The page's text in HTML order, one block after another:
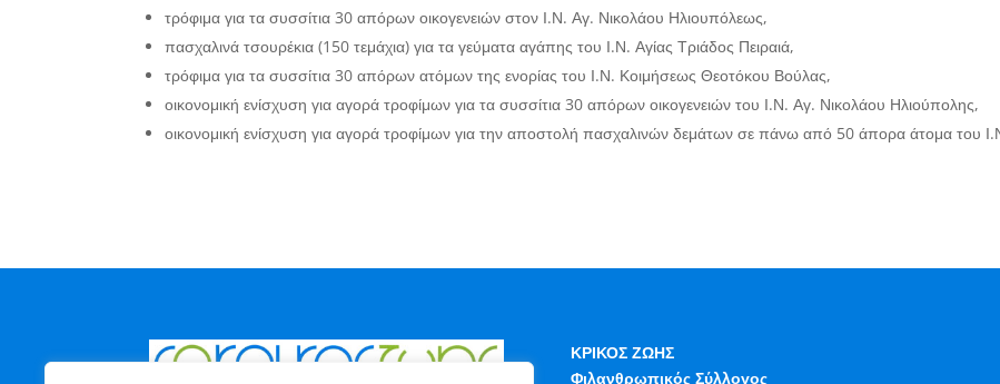
τρόφιμα για τα συσσίτια 30 απόρων οικογενειών στον Ι.Ν. Αγ. Νικολάου Ηλιουπόλεως,
πασχαλινά τσουρέκια (150 τεμάχια) για τα γεύματα αγάπης του Ι.Ν. Αγίας Τριάδος Πειραιά,
τρόφιμα για τα συσσίτια 30 απόρων ατόμων της ενορίας του Ι.Ν. Κοιμήσεως Θεοτόκου Βούλας,
οικονομική ενίσχυση για αγορά τροφίμων για τα συσσίτια 30 απόρων οικογενειών του Ι.Ν. Αγ. Νικολάου Ηλιούπολης,
οικονομική ενίσχυση για αγορά τροφίμων για την αποστολή πασχαλινών δεμάτων σε πάνω από 50 άπορα άτομα του
ΚΡΙΚΟΣ ΖΩΗΣ
Φιλανθρωπικός Σύλλογος